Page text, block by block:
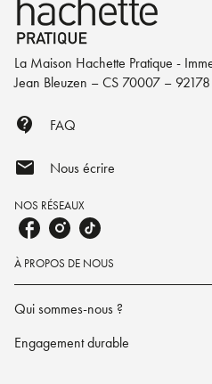
La Maison Hachette Pratique -
Jean Bleuzen – CS 70007 – 92178
contact_support FAQ
mail Nous écrire
NOS RÉSEAUX
À PROPOS DE NOUS
Qui sommes-nous ?
Engagement durable